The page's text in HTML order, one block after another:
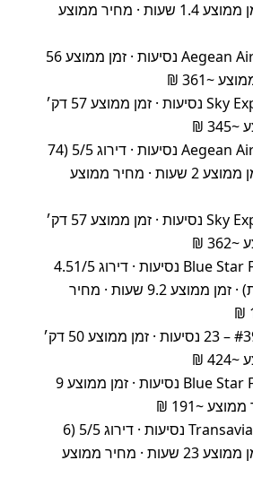
ביקורות) · זמן ממוצע 1.4 שעות · מחיר ממוצע
Aegean Airlines – 308 נסיעות · זמן ממוצע 56
~361 ₪
Sky Express – 280 נסיעות · זמן ממוצע 57 דק׳
₪
Aegean Airlines – 277 נסיעות · דירוג 5/5 (74
ביקורות) · זמן ממוצע 2 שעות · מחיר ממוצע
Sky Express – 268 נסיעות · זמן ממוצע 57 דק׳
₪
Blue Star Ferries – 44 נסיעות · דירוג 4.51/5
(235 ביקורות) · זמן ממוצע 9.2 שעות · מחיר
מפעיל #39824 – 23 נסיעות · זמן ממוצע 50 דק׳
₪
Blue Star Ferries – 14 נסיעות · זמן ממוצע 9
~191 ₪
Transavia France – 3 נסיעות · דירוג 5/5 (6
ביקורות) · זמן ממוצע 23 שעות · מחיר ממוצע